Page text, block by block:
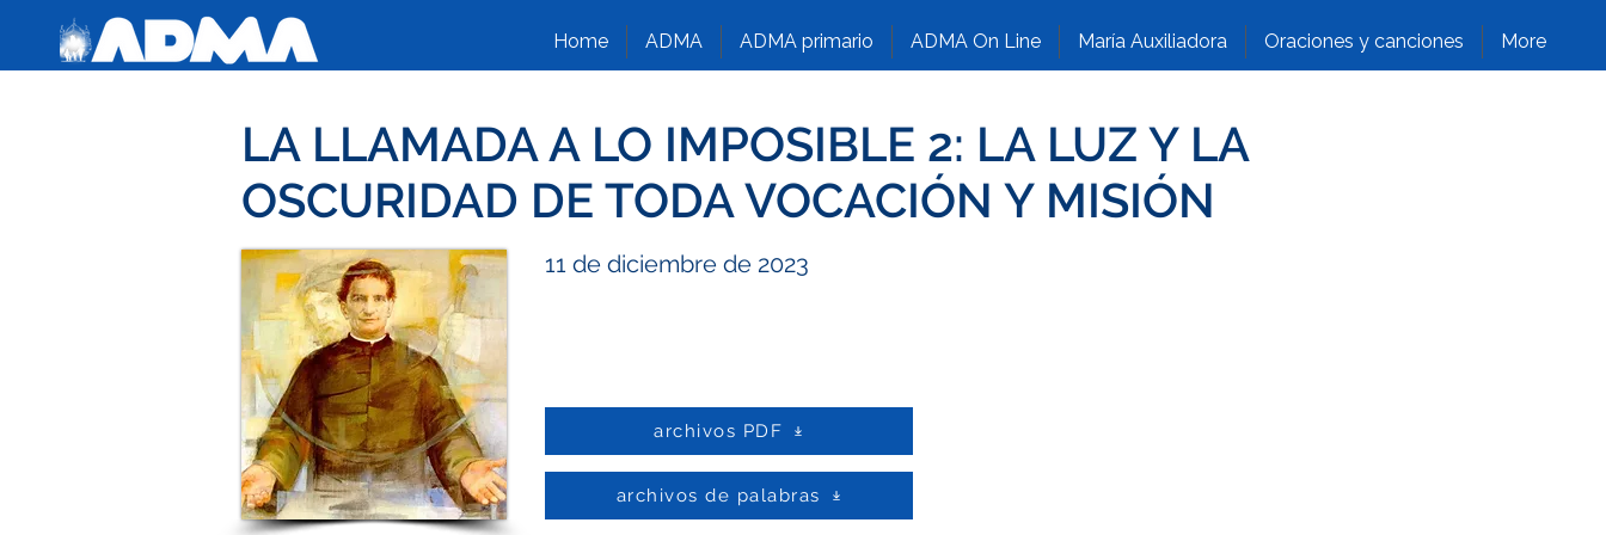
Home ADMA ADMA primario ADMA On Line María Auxiliadora Oraciones y canciones More
LA LLAMADA A LO IMPOSIBLE 2: LA LUZ Y LA
OSCURIDAD DE TODA VOCACIÓN Y MISIÓN
11 de diciembre de 2023
archivos PDF
archivos de palabras